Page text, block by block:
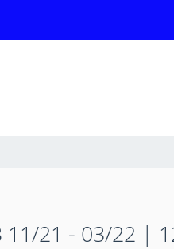
21 - 03/22 |